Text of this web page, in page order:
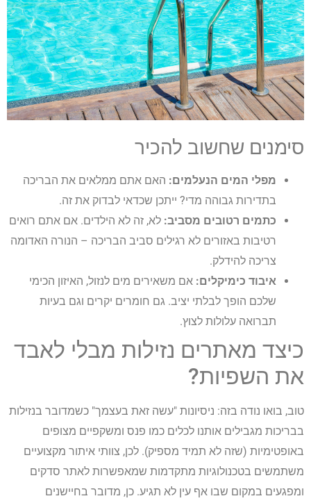
סימנים שחשוב להכיר
מפלי המים הנעלמים: האם אתם ממלאים את הבריכה
בתדירות גבוהה מדי? ייתכן שכדאי לבדוק את זה.
כתמים רטובים מסביב: לא, זה לא הילדים. אם אתם רואים
רטיבות באזורים לא רגילים סביב הבריכה – הנורה האדומה
צריכה להידלק.
איבוד כימיקלים: אם משאירים מים לנזול, האיזון הכימי
שלכם הופך לבלתי יציב. גם חומרים יקרים וגם בעיות
תברואה עלולות לצוץ.
כיצד מאתרים נזילות מבלי לאבד
את השפיות?
טוב, בואו נודה בזה: ניסיונות "עשה זאת בעצמך" כשמדובר בנזילות
בבריכות מגבילים אותנו לכלים כמו פנס ומשקפיים מצופים
באופטימיות (שזה לא תמיד מספיק). לכן, צוותי איתור מקצועיים
משתמשים בטכנולוגיות מתקדמות שמאפשרות לאתר סדקים
ומפגעים במקום שבו אף עין לא תגיע. כן, מדובר בחיישנים